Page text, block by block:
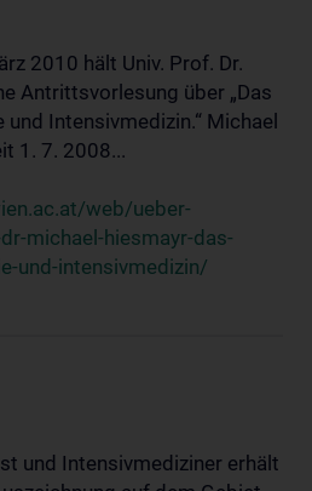
2010 hält Univ. Prof. Dr.
Antrittsvorlesung über „Das
Intensivmedizin.“ Michael
1. 7. 2008...
web/ueber-
michael-hiesmayr-das-
und-intensivmedizin/
und Intensivmediziner erhält